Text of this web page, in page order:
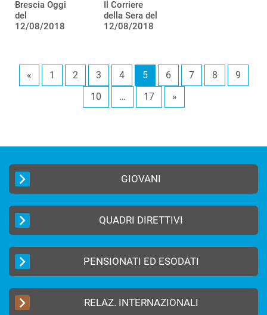
Brescia Oggi
del
12/08/2018
Il Corriere
della Sera del
12/08/2018
« 1 2 3 4 5 6 7 8
9
10
… 17 »
GIOVANI
QUADRI DIRETTIVI
PENSIONATI ED ESODATI
RELAZ. INTERNAZIONALI